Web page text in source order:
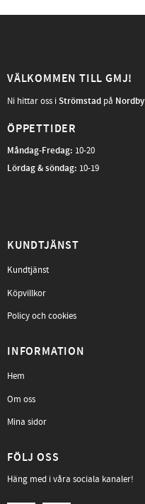
VÄLKOMMEN TILL GMJ!
Ni hittar oss iStrömstad på
ÖPPETTIDER
Måndag-Fredag: 10-20
Lördag & söndag: 10-19
KUNDTJÄNST
Kundtjänst
Köpvillkor
Policy och cookies
INFORMATION
Hem
Om oss
Mina sidor
FÖLJ OSS
Häng med i våra sociala kanaler!